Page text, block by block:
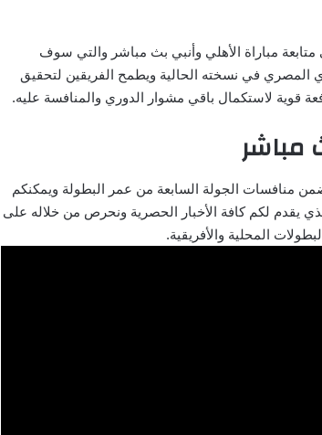
متابعة مباراة الأهلي وأنبي بث مباشر والتي سوف
المصري في نسخته الحالية ويطمح الفريقين لتحقيق
قوية لاستكمال باقي مشوار الدوري والمنافسة عليه.
مباشر
منافسات الجولة السابعة من عمر البطولة ويمكنكم
يقدم لكم كافة الأخبار الحصرية ونحرص من خلاله على
المحلية والأفريقية.